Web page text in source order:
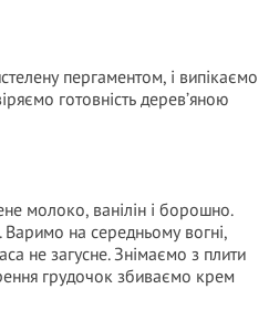
пергаментом, і випікаємо
готовність дерев’яною
молоко, ванілін і борошно.
на середньому вогні,
не загусне. Знімаємо з плити
грудочок збиваємо крем